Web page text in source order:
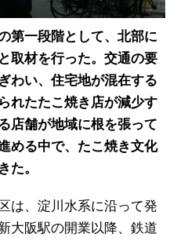
第一段階として、北部に
取材を行った。交通の要
わい、住宅地が混在する
れたたこ焼き店が減少す
店舗が地域に根を張って
める中で、たこ焼き文化
た。
は、淀川水系に沿って発
大阪駅の開業以降、鉄道